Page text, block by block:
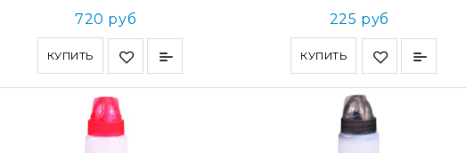
КУПИТЬ
720 руб
КУПИТЬ
225 руб